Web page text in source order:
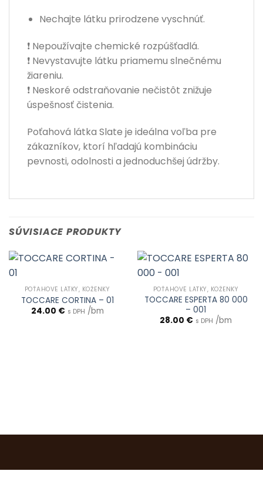
Nechajte látku prirodzene vyschnúť.
❗ Nepoužívajte chemické rozpúšťadlá.
❗ Nevystavujte látku priamemu slnečnému
žiareniu.
❗ Neskoré odstraňovanie nečistôt znižuje
úspešnosť čistenia.
Poťahová látka Slate je ideálna voľba pre
zákazníkov, ktorí hľadajú kombináciu
pevnosti, odolnosti a jednoduchšej údržby.
SÚVISIACE PRODUKTY
POŤAHOVÉ LÁTKY, KOŽENKY
TOCCARE CORTINA – 01
24.00 € s DPH /bm
POŤAHOVÉ LÁTKY, KOŽENKY
TOCCARE ESPERTA 80 000
– 001
28.00 € s DPH /bm